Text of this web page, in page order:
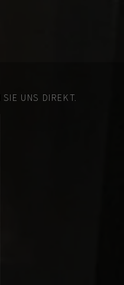
UNS DIREKT.